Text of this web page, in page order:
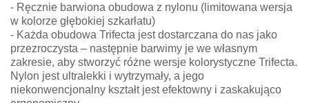
- Ręcznie barwiona obudowa z nylonu (limitowana wersja
w kolorze głębokiej szkarłatu)
- Każda obudowa Trifecta jest dostarczana do nas jako
przezroczysta – następnie barwimy je we własnym
zakresie, aby stworzyć różne wersje kolorystyczne Trifecta.
Nylon jest ultralekki i wytrzymały, a jego
niekonwencjonalny kształt jest efektowny i zaskakująco